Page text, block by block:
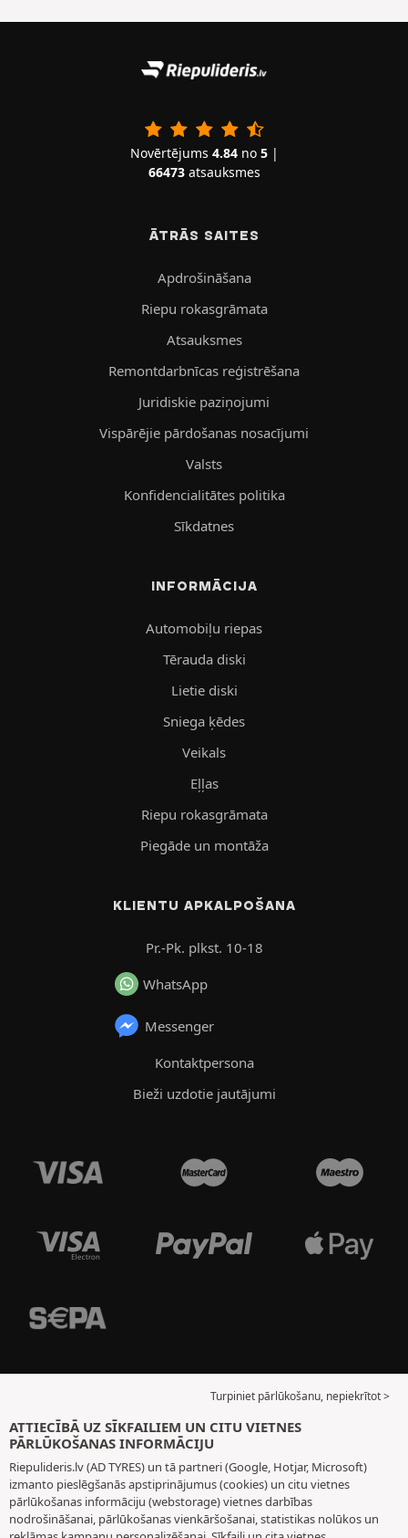
Novērtējums 4.84no 5|
66473atsauksmes
ĀTRĀS SAITES
Apdrošināšana
Riepu rokasgrāmata
Atsauksmes
Remontdarbnīcas reģistrēšana
Juridiskie paziņojumi
Vispārējie pārdošanas nosacījumi
Valsts
Konfidencialitātes politika
Sīkdatnes
INFORMĀCIJA
Automobiļu riepas
Tērauda diski
Lietie diski
Sniega ķēdes
Veikals
Eļļas
Riepu rokasgrāmata
Piegāde un montāža
KLIENTU APKALPOŠANA
Pr.-Pk. plkst. 10-18
WhatsApp
Messenger
Kontaktpersona
Bieži uzdotie jautājumi
Turpiniet pārlūkošanu, nepiekrītot >
ATTIECĪBĀ UZ SĪKFAILIEM UN CITU VIETNES
PĀRLŪKOŠANAS INFORMĀCIJU
Riepulideris.lv (AD TYRES) un tā partneri (Google, Hotjar, Microsoft)
izmanto pieslēgšanās apstiprinājumus (cookies) un citu vietnes
pārlūkošanas informāciju (webstorage) vietnes darbības
nodrošināšanai, pārlūkošanas vienkāršošanai, statistikas nolūkos un